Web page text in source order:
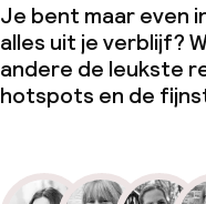
Je bent maar even
alles uit je verblijf?
andere de leukste
hotspots en de